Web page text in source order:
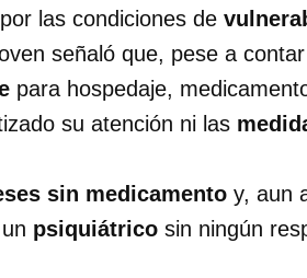
las condiciones de
señaló que, pese a
para hospedaje,
su atención ni las
sin medicamento y, aun
psiquiátrico sin ningún